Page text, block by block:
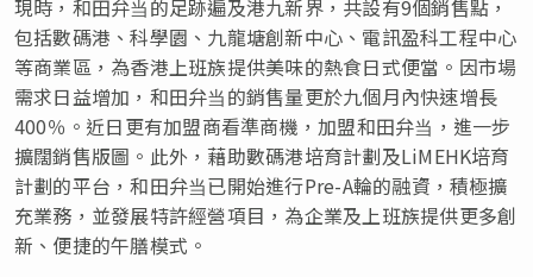
現時，和田弁当的足跡遍及港九新界，共設有9個銷售點，
包括數碼港、科學園、九龍塘創新中心、電訊盈科工程中心
等商業區，為香港上班族提供美味的熱食日式便當。因市場
需求日益增加，和田弁当的銷售量更於九個月內快速增長
400％。近日更有加盟商看準商機，加盟和田弁当，進一步
擴闊銷售版圖。此外，藉助數碼港培育計劃及LiMEHK培育
計劃的平台，和田弁当已開始進行Pre-A輪的融資，積極擴
充業務，並發展特許經營項目，為企業及上班族提供更多創
新、便捷的午膳模式。